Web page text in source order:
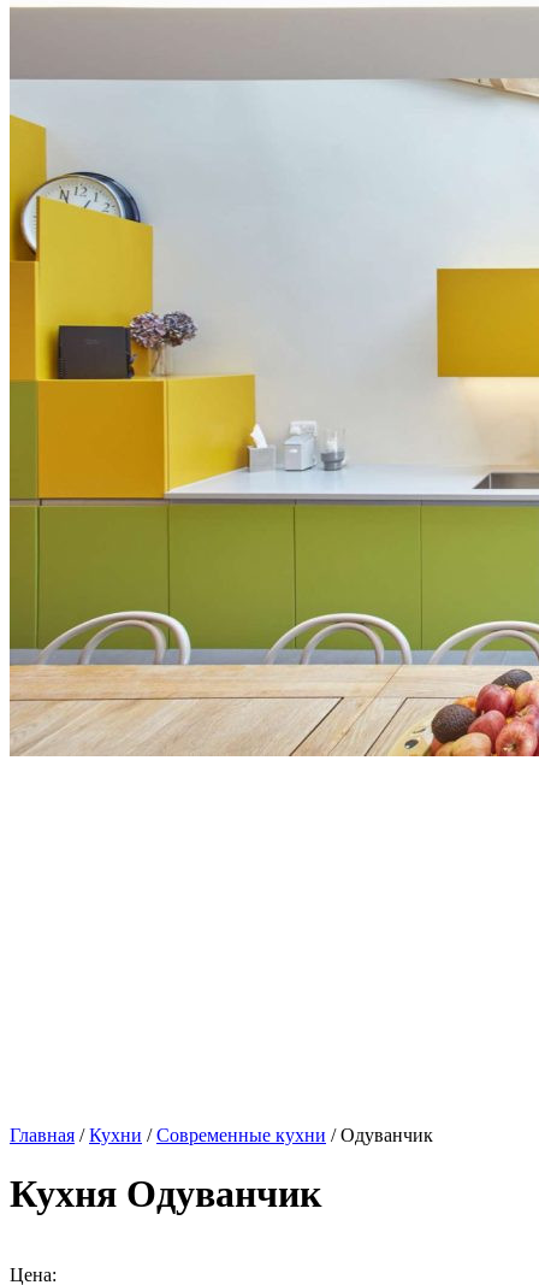
Главная /Кухни /Современные кухни / Одуванчик
Кухня Одуванчик
Цена: